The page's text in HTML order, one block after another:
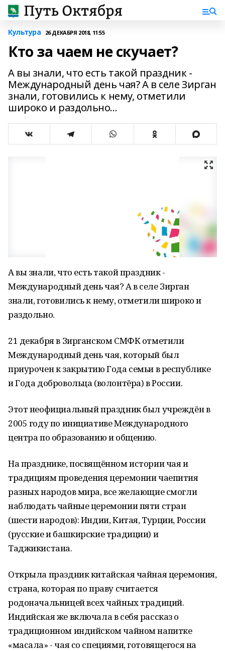
Культура 26 ДЕКАБРЯ 2018, 11:55
Кто за чаем не скучает?
А вы знали, что есть такой праздник -
Международный день чая? А в селе Зирган
знали, готовились к нему, отметили
широко и раздольно...
А вы знали, что есть такой праздник -
Международный день чая? А в селе Зирган
знали, готовились к нему, отметили широко и
раздольно.
21 декабря в Зирганском СМФК отметили
Международный день чая, который был
приурочен к закрытию Года семьи в республике
и Года добровольца (волонтёра) в России.
Этот неофициальный праздник был учреждён в
2005 году по инициативе Международного
центра по образованию и общению.
На празднике, посвящённом истории чая и
традициям проведения церемонии чаепития
разных народов мира, все желающие смогли
наблюдать чайные церемонии пяти стран
(шести народов): Индии, Китая, Турции, России
(русские и башкирские традиции) и
Таджикистана.
Открыла праздник китайская чайная церемония,
страна, которая по праву считается
родоначальницей всех чайных традиций.
Индийская же включала в себя рассказ о
традиционном индийском чайном напитке
«масала» - чая со специями, готовящегося на